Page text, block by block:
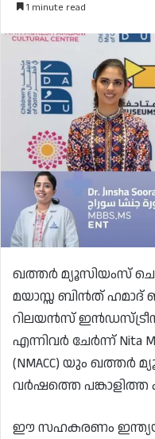
1 minute read
ഖത്തർ മ്യൂസിയംസ്
മയാസ്സ ബിൻത് ഹമാദ്
റിലയൻസ്
എന്നിവർ ചേർന്ന് Nita
(NMACC) യും
വർഷത്തെ പങ്കാളിത്ത
ഈ സഹകരണം